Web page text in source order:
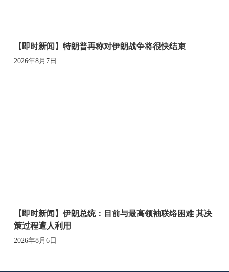
【即时新闻】特朗普再称对伊朗战争将很快结束
2026年8月7日
【即时新闻】伊朗总统：目前与最高领袖联络困难 其决
策过程遭人利用
2026年8月6日